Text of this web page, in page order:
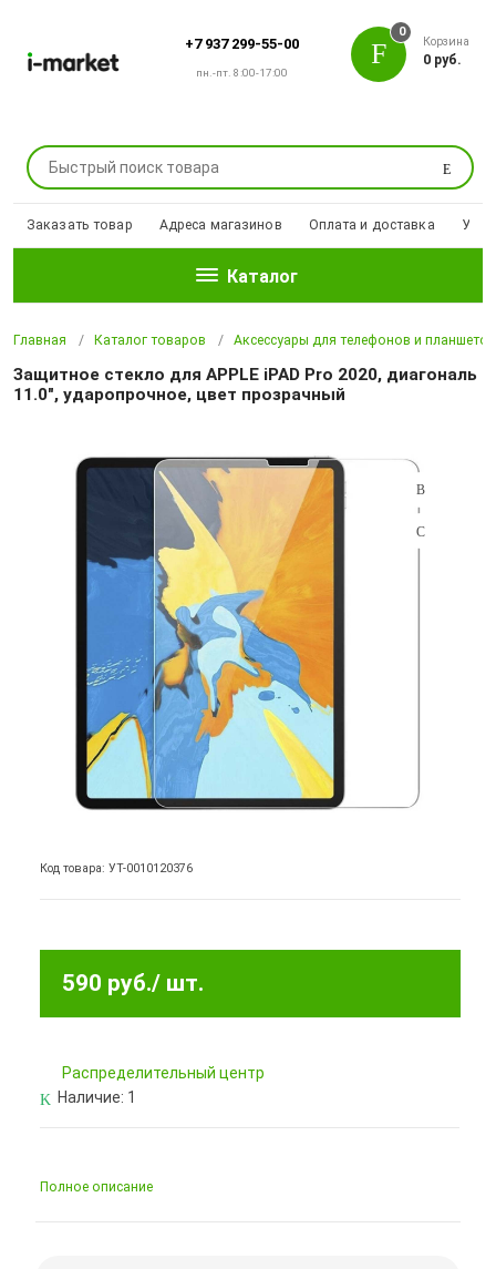
+7 937 299-55-00
пн.-пт. 8:00-17:00
Поиск
0
Корзина
0 руб.
Заказать товар Адреса магазинов Оплата и доставка
Каталог
Главная Каталог товаров Аксессуары для телефонов и планшетов
Защитное стекло для APPLE iPAD Pro 2020, диагональ
11.0", ударопрочное, цвет прозрачный
Код товара: УТ-0010120376
590 руб./ шт.
Pаспределительный центр
Наличие: 1
Полное описание